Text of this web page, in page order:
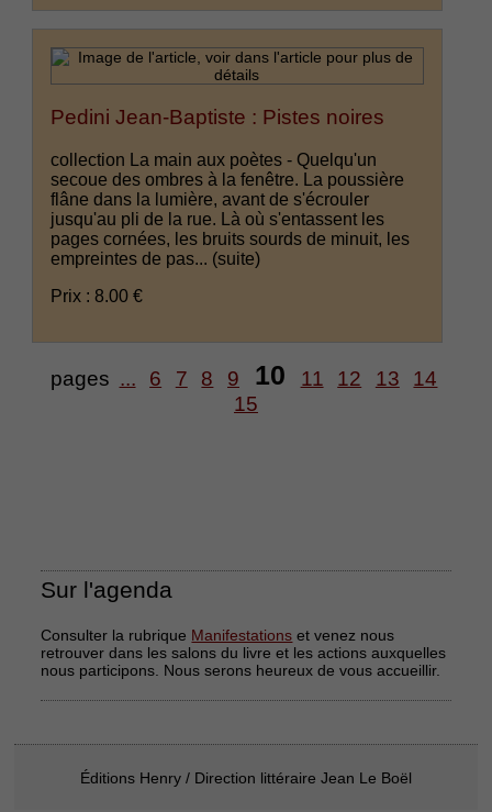
Pedini Jean-Baptiste : Pistes noires
collection La main aux poètes - Quelqu'un
secoue des ombres à la fenêtre. La poussière
flâne dans la lumière, avant de s'écrouler
jusqu'au pli de la rue. Là où s'entassent les
pages cornées, les bruits sourds de minuit, les
empreintes de pas... (suite)
Prix : 8.00 €
pages ... 6 7 8 9 10 11 12 13
14
15
Sur l'agenda
Consulter la rubrique Manifestations et venez nous
retrouver dans les salons du livre et les actions auxquelles
nous participons. Nous serons heureux de vous accueillir.
Éditions Henry / Direction littéraire Jean Le Boël